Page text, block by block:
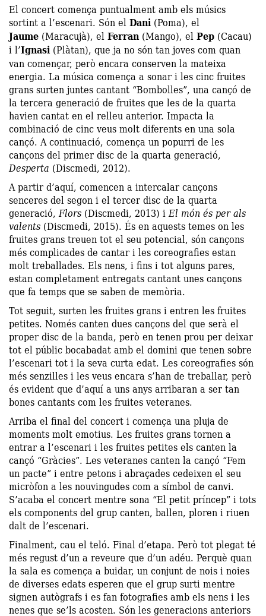
El concert comença puntualment amb els músics
sortint a l’escenari. Són elDani(Poma), el
Jaume (Maracujà), elFerran(Mango), elPep (Cacau)
i l’Ignasi(Plàtan), que ja no són tan joves com quan
van començar, però encara conserven la mateixa
energia. La música comença a sonar i les cinc fruites
grans surten juntes cantant “Bombolles”, una cançó de
la tercera generació de fruites que les de la quarta
havien cantat en el relleu anterior. Impacta la
combinació de cinc veus molt diferents en una sola
cançó. A continuació, comença un popurri de les
cançons del primer disc de la quarta generació,
Desperta (Discmedi, 2012).
A partir d’aquí, comencen a intercalar cançons
senceres del segon i el tercer disc de la quarta
generació,Flors (Discmedi, 2013) iEl món és per als
valents (Discmedi, 2015). És en aquests temes on les
fruites grans treuen tot el seu potencial, són cançons
més complicades de cantar i les coreografies estan
molt treballades. Els nens, i fins i tot alguns pares,
estan completament entregats cantant unes cançons
que fa temps que se saben de memòria.
Tot seguit, surten les fruites grans i entren les fruites
petites. Només canten dues cançons del que serà el
proper disc de la banda, però en tenen prou per deixar
tot el públic bocabadat amb el domini que tenen sobre
l’escenari tot i la seva curta edat. Les coreografies són
més senzilles i les veus encara s’han de treballar, però
és evident que d’aquí a uns anys arribaran a ser tan
bones cantants com les fruites veteranes.
Arriba el final del concert i comença una pluja de
moments molt emotius. Les fruites grans tornen a
entrar a l’escenari i les fruites petites els canten la
cançó “Gràcies”. Les veteranes canten la cançó “Fem
un pacte” i entre petons i abraçades cedeixen el seu
micròfon a les nouvingudes com a símbol de canvi.
S’acaba el concert mentre sona “El petit príncep” i tots
els components del grup canten, ballen, ploren i riuen
dalt de l’escenari.
Finalment, cau el teló. Final d’etapa. Però tot plegat té
més regust d’un a reveure que d’un adéu. Perquè quan
la sala es comença a buidar, un conjunt de nois i noies
de diverses edats esperen que el grup surti mentre
signen autògrafs i es fan fotografies amb els nens i les
nenes que se’ls acosten. Són les generacions anteriors